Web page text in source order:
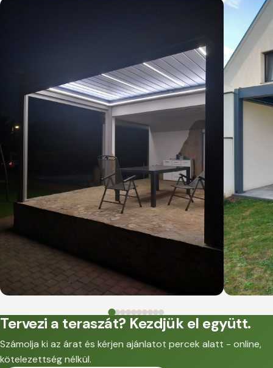
Tervezi a teraszát? Kezdjük el együtt.
Számolja ki az árat és kérjen ajánlatot percek alatt - online,
kötelezettség nélkül.